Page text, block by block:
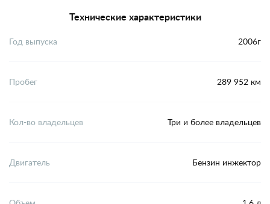
Технические характеристики
Год выпуска 2006г
Пробег 289 952 км
Кол-во владельцев Три и более владельцев
Двигатель Бензин инжектор